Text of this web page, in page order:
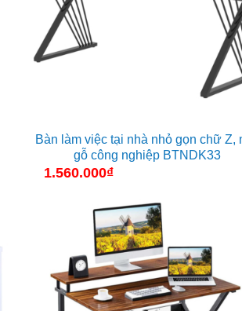
Bàn làm việc tại nhà nhỏ gọn chữ Z,
gỗ công nghiệp BTNDK33
1.560.000₫